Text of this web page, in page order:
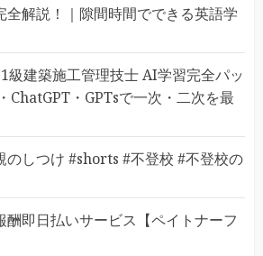
全解説！｜隙間時間でできる英語学
1級建築施工管理技士 AI学習完全パッ
・GPTsで一次・二次を最
のしつけ #shorts #不登校 #不登校の
酬即日払いサービス【ペイトナーフ